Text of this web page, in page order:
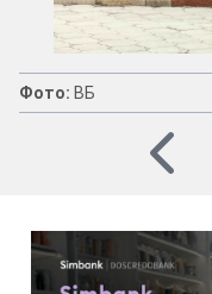
Фото: ВБ